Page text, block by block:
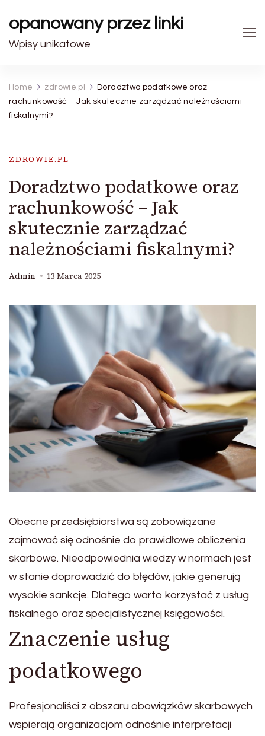
opanowany przez linki
Wpisy unikatowe
Home zdrowie.pl
Doradztwo podatkowe oraz
rachunkowość – Jak skutecznie zarządzać należnościami
fiskalnymi?
ZDROWIE.PL
Doradztwo podatkowe oraz
rachunkowość – Jak
skutecznie zarządzać
należnościami fiskalnymi?
Admin 13 Marca 2025
Obecne przedsiębiorstwa są zobowiązane
zajmować się odnośnie do prawidłowe obliczenia
skarbowe. Nieodpowiednia wiedzy w normach jest
w stanie doprowadzić do błędów, jakie generują
wysokie sankcje. Dlatego warto korzystać z usług
fiskalnego oraz specjalistycznej księgowości.
Znaczenie usług
podatkowego
Profesjonaliści z obszaru obowiązków skarbowych
wspierają organizacjom odnośnie interpretacji